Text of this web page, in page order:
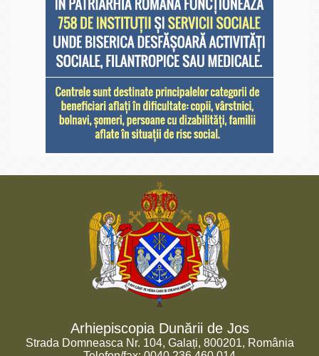
Arhiepiscopia Dunării de Jos
Strada Domneasca Nr. 104, Galați, 800201, România